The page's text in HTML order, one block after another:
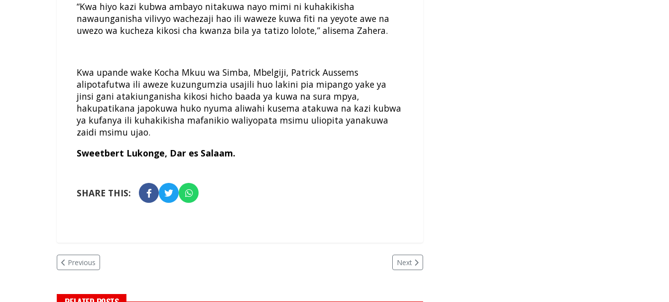
“Kwa hiyo kazi kubwa ambayo nitakuwa nayo mimi ni kuhakikisha
nawaunganisha vilivyo wachezaji hao ili waweze kuwa fiti na yeyote awe na
uwezo wa kucheza kikosi cha kwanza bila ya tatizo lolote,” alisema Zahera.
Kwa upande wake Kocha Mkuu wa Simba, Mbelgiji, Patrick Aussems
alipotafutwa ili aweze kuzungumzia usajili huo lakini pia mipango yake ya
jinsi gani atakiunganisha kikosi hicho baada ya kuwa na sura mpya,
hakupatikana japokuwa huko nyuma aliwahi kusema atakuwa na kazi kubwa
ya kufanya ili kuhakikisha mafanikio waliyopata msimu uliopita yanakuwa
zaidi msimu ujao.
Sweetbert Lukonge, Dar es Salaam.
SHARE THIS:
Previous Next